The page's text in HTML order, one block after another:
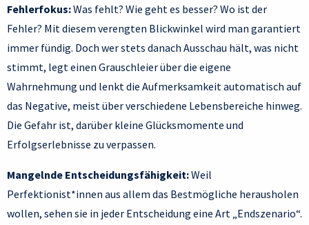
Fehlerfokus:Was fehlt? Wie geht es besser? Wo ist der
Fehler? Mit diesem verengten Blickwinkel wird man garantiert
immer fündig. Doch wer stets danach Ausschau hält, was nicht
stimmt, legt einen Grauschleier über die eigene
Wahrnehmung und lenkt die Aufmerksamkeit automatisch auf
das Negative, meist über verschiedene Lebensbereiche hinweg.
Die Gefahr ist, darüber kleine Glücksmomente und
Erfolgserlebnisse zu verpassen.
Mangelnde Entscheidungsfähigkeit:Weil
Perfektionist*innen aus allem das Bestmögliche herausholen
wollen, sehen sie in jeder Entscheidung eine Art „Endszenario“.